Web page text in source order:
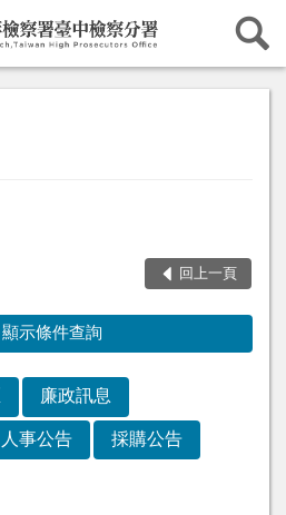
回上一頁
顯示條件查詢
廉政訊息
人事公告 採購公告